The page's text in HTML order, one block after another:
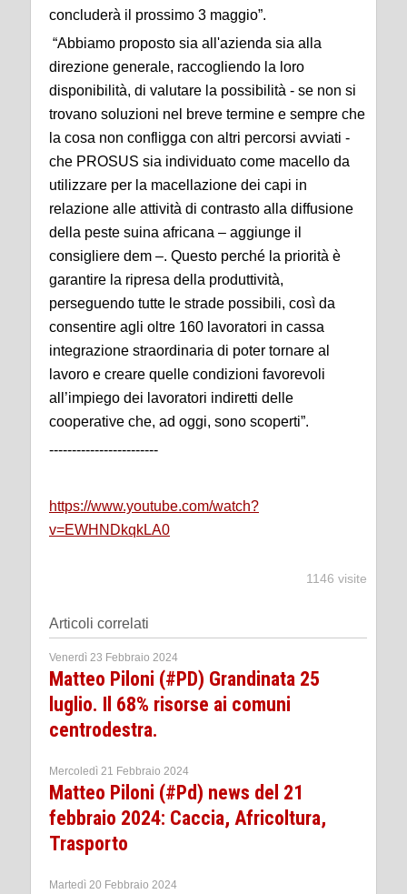
concluderà il prossimo 3 maggio”.
“Abbiamo proposto sia all'azienda sia alla
direzione generale, raccogliendo la loro
disponibilità, di valutare la possibilità - se non si
trovano soluzioni nel breve termine e sempre che
la cosa non confligga con altri percorsi avviati -
che PROSUS sia individuato come macello da
utilizzare per la macellazione dei capi in
relazione alle attività di contrasto alla diffusione
della peste suina africana – aggiunge il
consigliere dem –. Questo perché la priorità è
garantire la ripresa della produttività,
perseguendo tutte le strade possibili, così da
consentire agli oltre 160 lavoratori in cassa
integrazione straordinaria di poter tornare al
lavoro e creare quelle condizioni favorevoli
all’impiego dei lavoratori indiretti delle
cooperative che, ad oggi, sono scoperti”.
------------------------
https://www.youtube.com/watch?
v=EWHNDkqkLA0
1146 visite
Articoli correlati
Venerdì 23 Febbraio 2024
Matteo Piloni (#PD) Grandinata 25
luglio. Il 68% risorse ai comuni
centrodestra.
Mercoledì 21 Febbraio 2024
Matteo Piloni (#Pd) news del 21
febbraio 2024: Caccia, Africoltura,
Trasporto
Martedì 20 Febbraio 2024